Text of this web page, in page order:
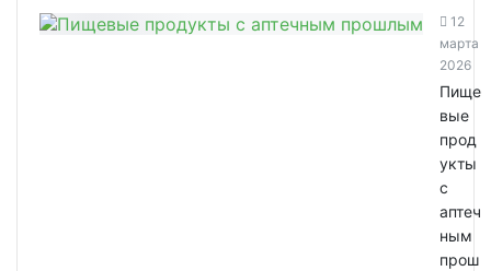
12
марта
2026
Пище
вые
прод
укты
с
аптеч
ным
прош